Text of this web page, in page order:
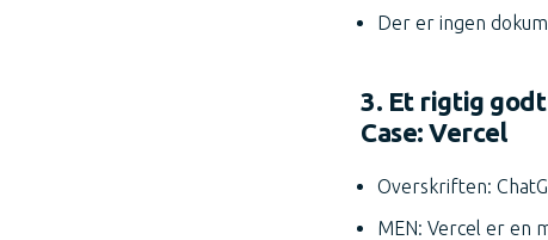
Der er ingen
3. Et rigtig
Case: Vercel
Overskriften:
MEN: Vercel er en